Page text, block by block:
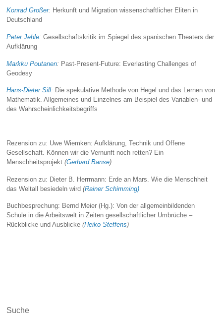
Konrad Großer: Herkunft und Migration wissenschaftlicher Eliten in
Deutschland
Peter Jehle:Gesellschaftskritik im Spiegel des spanischen Theaters der
Aufklärung
Markku Poutanen: Past-Present-Future: Everlasting Challenges of
Geodesy
Hans-Dieter Sill: Die spekulative Methode von Hegel und das Lernen von
Mathematik. Allgemeines und Einzelnes am Beispiel des Variablen- und
des Wahrscheinlichkeitsbegriffs
Rezension zu: Uwe Wiemken: Aufklärung, Technik und Offene
Gesellschaft. Können wir die Vernunft noch retten? Ein
Menschheitsprojekt(Gerhard Banse)
Rezension zu: Dieter B. Herrmann: Erde an Mars. Wie die Menschheit
das Weltall besiedeln wird(Rainer Schimming)
Buchbesprechung: Bernd Meier (Hg.): Von der allgemeinbildenden
Schule in die Arbeitswelt in Zeiten gesellschaftlicher Umbrüche –
Rückblicke und Ausblicke(Heiko Steffens)
Suche